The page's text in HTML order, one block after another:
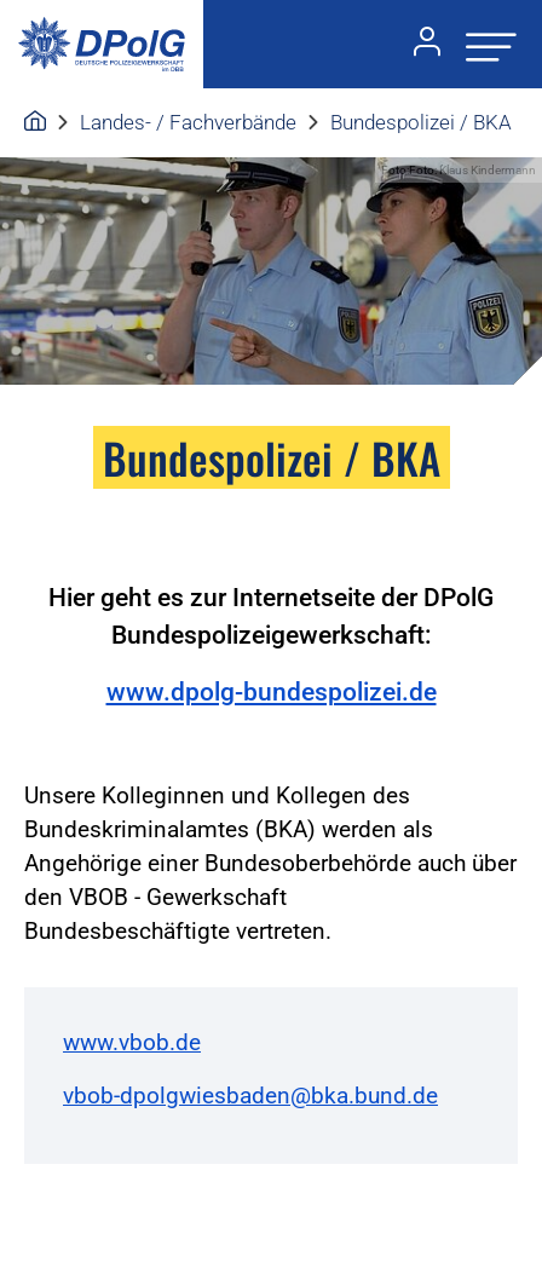
Landes- / Fachverbände Bundespolizei / BKA
Foto:Foto: Klaus Kindermann
Bundespolizei / BKA
Hier geht es zur Internetseite der DPolG
Bundespolizeigewerkschaft:
www.dpolg-bundespolizei.de
Unsere Kolleginnen und Kollegen des
Bundeskriminalamtes (BKA) werden als
Angehörige einer Bundesoberbehörde auch über
den VBOB - Gewerkschaft
Bundesbeschäftigte vertreten.
www.vbob.de
vbob-dpolgwiesbaden@bka.bund.de